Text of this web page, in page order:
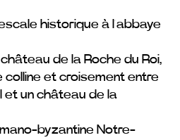
historique à l’abbaye
de la Roche du Roi,
colline et croisement entre
et un château de la
byzantine Notre-